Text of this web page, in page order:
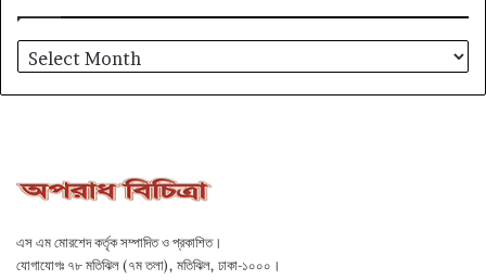
আর্কাইভ
এস এম মোরশেদ কর্তৃক সম্পাদিত ও প্রকাশিত।
যোগাযোগঃ ৭৮ মতিঝিল (৭ম তলা), মতিঝিল, ঢাকা-১০০০।